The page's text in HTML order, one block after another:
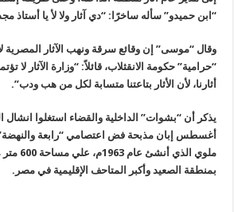
“ابن حميدو” سأله ساخرًا: “دي آثار ولا لأ يا أستاذ
وقال “موسى” إن وقائع سرقة ونهب الآثار المصرية
“حرامية” حكومة الانقثلاب، قائلاً: “وزارة الآثار لا
أثارنا، لأن الأثار بتاعتنا متسابة لكل من هب ودب”.
أغسطس إبان مذبحة فض اعتصامي “رابعة
ملوي
بمنطقة الصعيد وأكبر المتاحف الإقليمية في مصر.